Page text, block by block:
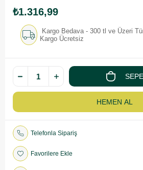
₺1.316,99
Kargo Bedava - 300 tl ve Üzeri
Kargo Ücretsiz
Telefonla Sipariş
Favorilere Ekle